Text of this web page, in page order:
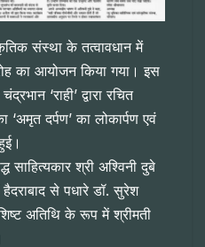
संस्था के तत्वावधान में
का आयोजन किया गया। इस
‘राही’ द्वारा रचित
दर्पण’ का लोकार्पण एवं
साहित्यकार श्री अश्विनी दुबे
से पधारे डॉ. सुरेश
अतिथि के रूप में श्रीमती